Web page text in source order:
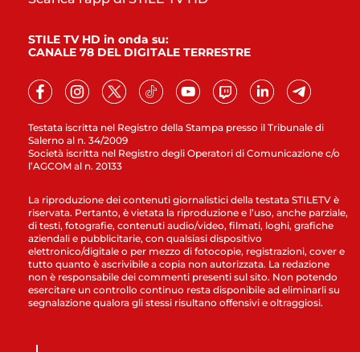
Testata iscritta nel Registro della Stampa presso il Tribunale di
Salerno al n. 34/2009
Società iscritta nel Registro degli Operatori di Comunicazione c/o
l’AGCOM al n. 20133
STILE TV HD in onda su:
CANALE 78 DEL DIGITALE TERRESTRE
La riproduzione dei contenuti giornalistici della testata STILETV è
riservata. Pertanto, è vietata la riproduzione e l’uso, anche parziale,
di testi, fotografie, contenuti audio/video, filmati, loghi, grafiche
aziendali e pubblicitarie, con qualsiasi dispositivo
elettronico/digitale o per mezzo di fotocopie, registrazioni, cover e
tutto quanto è ascrivibile a copia non autorizzata. La redazione
non è responsabile dei commenti presenti sul sito. Non potendo
esercitare un controllo continuo resta disponibile ad eliminarli su
segnalazione qualora gli stessi risultano offensivi e oltraggiosi.